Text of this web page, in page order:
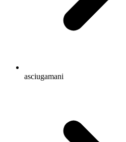
asciugamani